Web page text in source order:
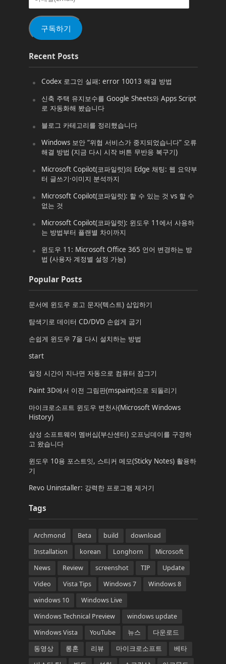
(Email)
구독하기
Recent Posts
Codex 로그인 실패: error 10013 해결 방법
신축 주택 유지보수를 Google Sheets와 Apps Script
로 자동화해 봤습니다
블로그 카테고리를 정리했습니다
Windows 보안 “위협 서비스가 중지되었습니다” 오류
해결 방법 (지금 다시 시작 버튼 무반응 복구기)
Microsoft Copilot(코파일럿)의 Edge 채팅: 웹 요약부
터 글쓰기·이미지 분석까지
Microsoft Copilot(코파일럿): 할 수 있는 것 vs 할 수
없는 것
Microsoft Copilot(코파일럿): 윈도우 11에서 사용하
는 방법부터 플랜별 차이까지
윈도우 11: Microsoft Office 365 언어 변경하는 방
법 (사용자 계정별 설정 가능)
Popular Posts
문서에 윈도우 로고 문자(텍스트) 삽입하기
탐색기로 데이터 CD/DVD 손쉽게 굽기
손쉽게 윈도우 7을 다시 설치하는 방법
start
일정 시간이 지나면 자동으로 컴퓨터 잠그기
Paint 3D에서 이전 그림판(mspaint)으로 되돌리기
마이크로소프트 윈도우 변천사(Microsoft Windows
History)
삼성 소프트웨어 멤버십(부산센터) 오프닝데이를 구경하
고 왔습니다
윈도우 10용 포스트잇, 스티커 메모(Sticky Notes) 활용하
기
Revo Uninstaller: 강력한 프로그램 제거기
Tags
Archmond Beta build
download
Installation
korean Longhorn
Microsoft
News
Review screenshot TIP
Update
Video
Vista Tips Windows 7
Windows 8
windows 10
Windows Live
Windows Technical Preview
windows update
Windows Vista
YouTube 뉴스
다운로드
동영상
롱혼 리뷰 마이크로소프트
베타